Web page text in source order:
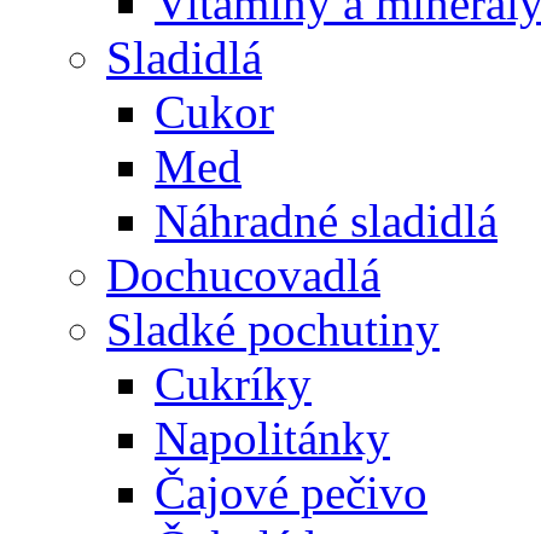
Sladidlá
Cukor
Med
Náhradné sladidlá
Dochucovadlá
Sladké pochutiny
Cukríky
Napolitánky
Čajové pečivo